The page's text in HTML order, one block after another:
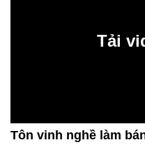
Tôn vinh nghề làm